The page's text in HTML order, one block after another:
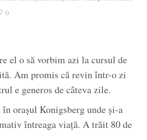
0
el o să vorbim azi la cursul de
Am promis că revin într-o zi
e generos de câteva zile.
în orașul Konigsberg unde și-a
întreaga viață. A trăit 80 de